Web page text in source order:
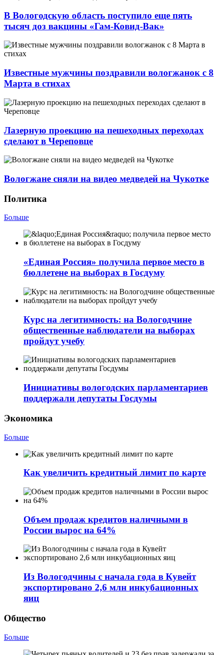
В Вологодскую область поступило еще пять
тысяч доз вакцины «Гам-Ковид-Вак»
Известные мужчины поздравили вологжанок с 8
Марта в стихах
Лазерную проекцию на пешеходных переходах
сделают в Череповце
Вологжане сняли на видео медведей на Чукотке
Политика
Больше
«Единая Россия» получила первое место в
бюллетене на выборах в Госдуму
Курс на легитимность: на Вологодчине
общественные наблюдатели на выборах
пройдут учебу
Инициативы вологодских парламентариев
поддержали депутаты Госдумы
Экономика
Больше
Как увеличить кредитный лимит по карте
Объем продаж кредитов наличными в
России вырос на 64%
Из Вологодчины с начала года в Кувейт
экспортировано 2,6 млн инкубационных
яиц
Общество
Больше